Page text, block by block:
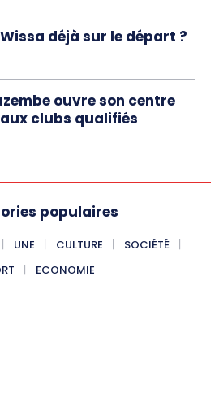
déjà sur le départ ?
ouvre son centre
clubs qualifiés
populaires
UNE CULTURE
SOCIÉTÉ
ECONOMIE